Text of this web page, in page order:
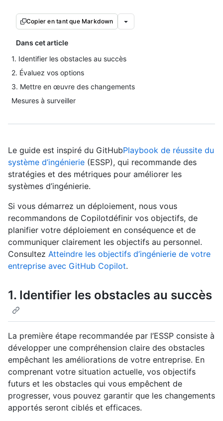
Copier en tant que Markdown
Dans cet article
1. Identifier les obstacles au succès
2. Évaluez vos options
3. Mettre en œuvre des changements
Mesures à surveiller
Le guide est inspiré du GitHubPlaybook de réussite du
système d’ingénierie (ESSP), qui recommande des
stratégies et des métriques pour améliorer les
systèmes d’ingénierie.
Si vous démarrez un déploiement, nous vous
recommandons de Copilotdéfinir vos objectifs, de
planifier votre déploiement en conséquence et de
communiquer clairement les objectifs au personnel.
Consultez Atteindre les objectifs d’ingénierie de votre
entreprise avec GitHub Copilot.
1. Identifier les obstacles au succès
La première étape recommandée par l’ESSP consiste à
développer une compréhension claire des obstacles
empêchant les améliorations de votre entreprise. En
comprenant votre situation actuelle, vos objectifs
futurs et les obstacles qui vous empêchent de
progresser, vous pouvez garantir que les changements
apportés seront ciblés et efficaces.